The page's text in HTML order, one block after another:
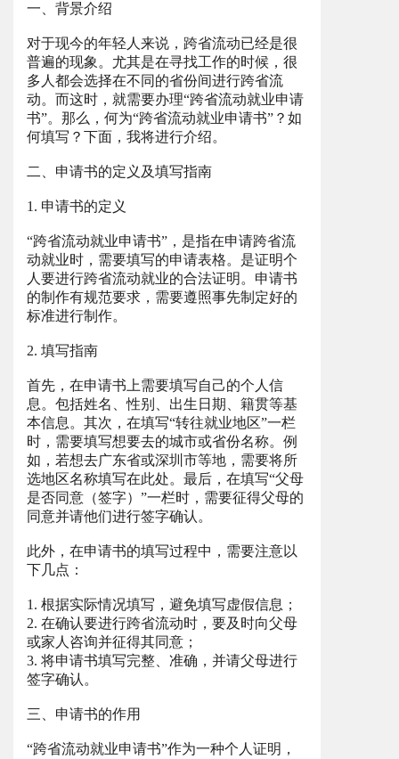
一、背景介绍
对于现今的年轻人来说，跨省流动已经是很
普遍的现象。尤其是在寻找工作的时候，很
多人都会选择在不同的省份间进行跨省流
动。而这时，就需要办理“跨省流动就业申请
书”。那么，何为“跨省流动就业申请书”？如
何填写？下面，我将进行介绍。
二、申请书的定义及填写指南
1. 申请书的定义
“跨省流动就业申请书”，是指在申请跨省流
动就业时，需要填写的申请表格。是证明个
人要进行跨省流动就业的合法证明。申请书
的制作有规范要求，需要遵照事先制定好的
标准进行制作。
2. 填写指南
首先，在申请书上需要填写自己的个人信
息。包括姓名、性别、出生日期、籍贯等基
本信息。其次，在填写“转往就业地区”一栏
时，需要填写想要去的城市或省份名称。例
如，若想去广东省或深圳市等地，需要将所
选地区名称填写在此处。最后，在填写“父母
是否同意（签字）”一栏时，需要征得父母的
同意并请他们进行签字确认。
此外，在申请书的填写过程中，需要注意以
下几点：
1. 根据实际情况填写，避免填写虚假信息；
2. 在确认要进行跨省流动时，要及时向父母
或家人咨询并征得其同意；
3. 将申请书填写完整、准确，并请父母进行
签字确认。
三、申请书的作用
“跨省流动就业申请书”作为一种个人证明，